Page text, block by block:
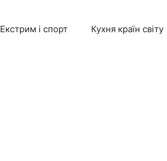
Екстрим і спорт Кухня країн світу